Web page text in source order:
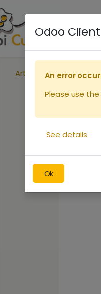
Accueil
Articles Miel des
Odoo
Ok
An error
Please use
See details